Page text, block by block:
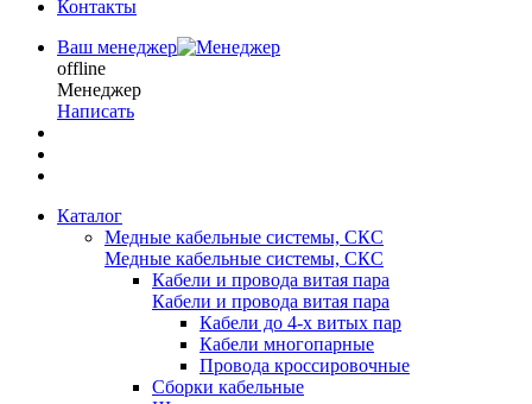
Контакты
Ваш менеджер
offline
Менеджер
Написать
Каталог
Медные кабельные системы, СКС
Медные кабельные системы, СКС
Кабели и провода витая пара
Кабели и провода витая пара
Кабели до 4-х витых пар
Кабели многопарные
Провода кроссировочные
Сборки кабельные